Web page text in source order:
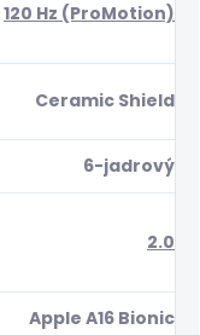
120 Hz (ProMotion)
Ceramic Shield
6-jadrový
2.0
Apple A16 Bionic